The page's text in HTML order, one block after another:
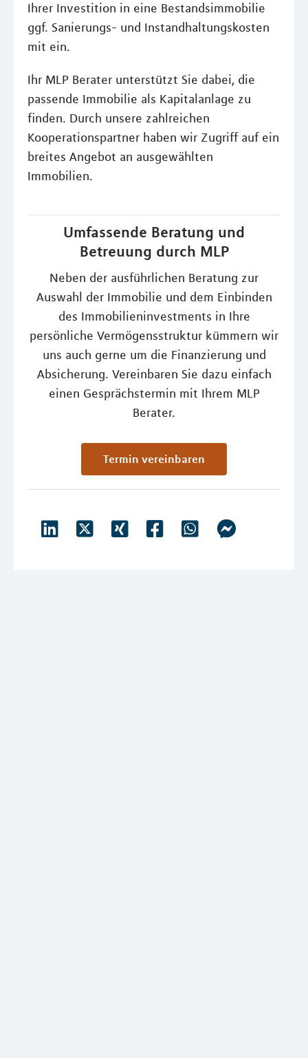
Ihrer Investition in eine Bestandsimmobilie
ggf. Sanierungs- und Instandhaltungskosten
mit ein.
Ihr MLP Berater unterstützt Sie dabei, die
passende Immobilie als Kapitalanlage zu
finden. Durch unsere zahlreichen
Kooperationspartner haben wir Zugriff auf ein
breites Angebot an ausgewählten
Immobilien.
Umfassende Beratung und
Betreuung durch MLP
Neben der ausführlichen Beratung zur
Auswahl der Immobilie und dem Einbinden
des Immobilieninvestments in Ihre
persönliche Vermögensstruktur kümmern wir
uns auch gerne um die Finanzierung und
Absicherung. Vereinbaren Sie dazu einfach
einen Gesprächstermin mit Ihrem MLP
Berater.
Termin vereinbaren